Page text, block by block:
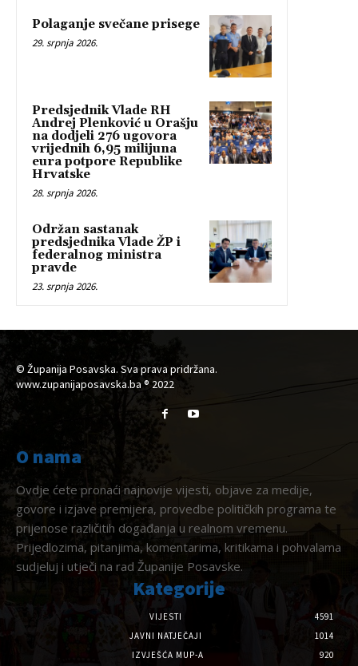
Polaganje svečane prisege
29. srpnja 2026.
Predsjednik Vlade RH
Andrej Plenković u Orašju
na dodjeli 276 ugovora
vrijednih 6,95 milijuna
eura potpore Republike
Hrvatske
28. srpnja 2026.
Održan sastanak
predsjednika Vlade ŽP i
federalnog ministra
pravde
23. srpnja 2026.
© Županija Posavska. Sva prava pridržana.
www.zupanijaposavska.ba ® 2022
O nama
Ovdje ćete pronaći najnovije vijesti, objave za medije,
govore i izjave premijera, provedbe političkih programa te
prijenose različitih događanja u realnom vremenu.
Prijedlozima, pitanjima, komentarima, kritikama i pohvalama
sudjeluj i utječi na rad Županije Posavske.
Kategorije
VIJESTI
4591
JAVNI NATJEČAJI
1014
IZVJEŠĆA MUP-A
920